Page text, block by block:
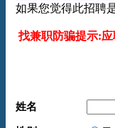
如果您觉得此招聘
找兼职防骗提示:
姓名